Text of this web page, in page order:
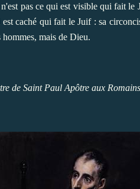
pas ce qui est visible qui fait le
est caché qui fait le Juif : sa
hommes, mais de Dieu.
de Saint Paul Apôtre aux